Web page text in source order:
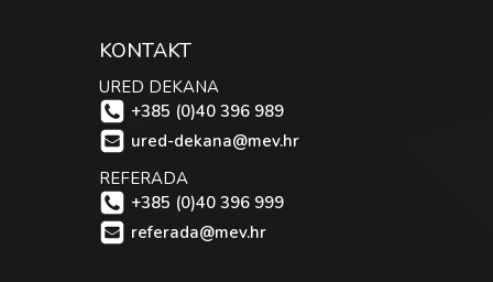
KONTAKT
URED DEKANA
+385 (0)40 396 989
ured-dekana@mev.hr
REFERADA
+385 (0)40 396 999
referada@mev.hr